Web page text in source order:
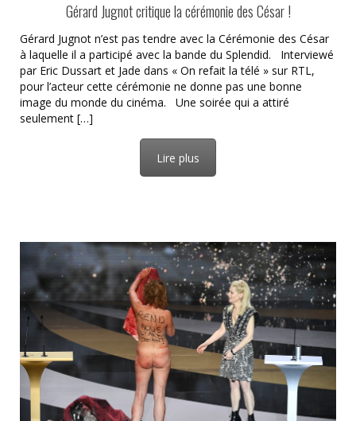
Gérard Jugnot critique la cérémonie des César !
Gérard Jugnot n’est pas tendre avec la Cérémonie des César
à laquelle il a participé avec la bande du Splendid. Interviewé
par Eric Dussart et Jade dans « On refait la télé » sur RTL,
pour l’acteur cette cérémonie ne donne pas une bonne
image du monde du cinéma. Une soirée qui a attiré
seulement […]
Lire plus